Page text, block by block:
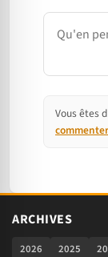
Commentaire
Vous êtes
ARCHIVES
2026 2025